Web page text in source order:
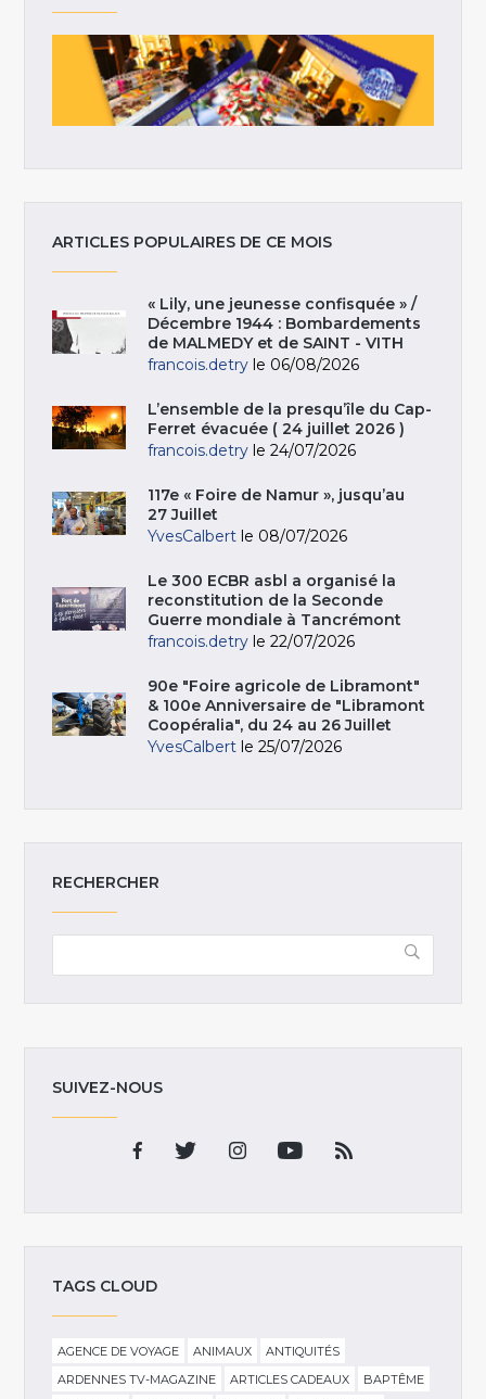
ARTICLES POPULAIRES DE CE MOIS
« Lily, une jeunesse confisquée » /
Décembre 1944 : Bombardements
de MALMEDY et de SAINT - VITH
francois.detry le 06/08/2026
L’ensemble de la presqu’île du Cap-
Ferret évacuée ( 24 juillet 2026 )
francois.detry le 24/07/2026
117e « Foire de Namur », jusqu’au
27 Juillet
YvesCalbert le 08/07/2026
Le 300 ECBR asbl a organisé la
reconstitution de la Seconde
Guerre mondiale à Tancrémont
francois.detry le 22/07/2026
90e "Foire agricole de Libramont"
& 100e Anniversaire de "Libramont
Coopéralia", du 24 au 26 Juillet
YvesCalbert le 25/07/2026
RECHERCHER
SUIVEZ-NOUS
TAGS CLOUD
AGENCE DE VOYAGE ANIMAUX
ANTIQUITÉS
ARDENNES TV-MAGAZINE
ARTICLES CADEAUX
BAPTÊME